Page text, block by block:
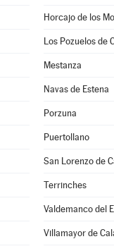
Horcajo de los
Los Pozuelos de
Mestanza
Navas de Estena
Porzuna
Puertollano
San Lorenzo de
Terrinches
Valdemanco del
Villamayor de